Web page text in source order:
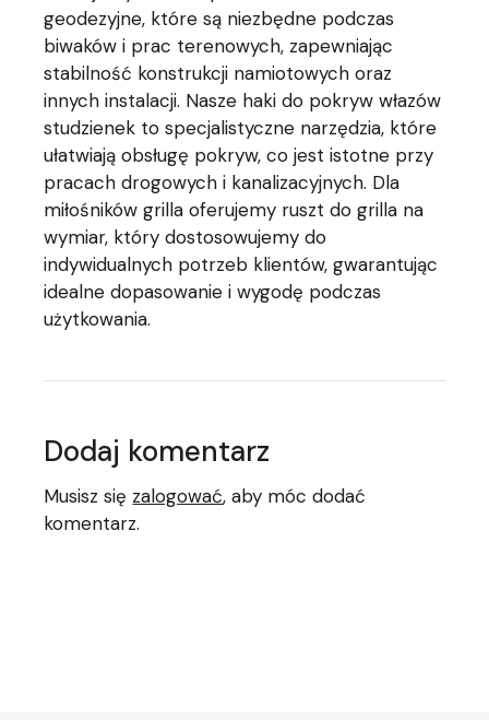
geodezyjne, które są niezbędne podczas
biwaków i prac terenowych, zapewniając
stabilność konstrukcji namiotowych oraz
innych instalacji. Nasze haki do pokryw włazów
studzienek to specjalistyczne narzędzia, które
ułatwiają obsługę pokryw, co jest istotne przy
pracach drogowych i kanalizacyjnych. Dla
miłośników grilla oferujemy ruszt do grilla na
wymiar, który dostosowujemy do
indywidualnych potrzeb klientów, gwarantując
idealne dopasowanie i wygodę podczas
użytkowania.
Dodaj komentarz
Musisz się zalogować, aby móc dodać
komentarz.